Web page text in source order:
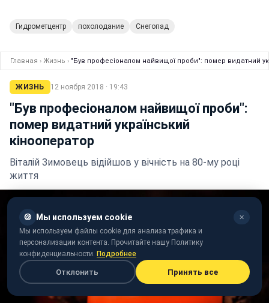
Гидрометцентр похолодание Снегопад
Главная › Жизнь › "Був професіоналом найвищої проби": помер видатний
ЖИЗНЬ 12 ноября 2018 · 19:43
"Був професіоналом найвищої проби":
помер видатний український
кінооператор
Віталій Зимовець відійшов у вічність на 80-му році
життя
🍪 Мы используем cookie ✕
Мы используем файлы cookie для анализа трафика и
персонализации контента. Прочитайте нашу Политику
конфиденциальности. Подробнее
Отклонить Принять все